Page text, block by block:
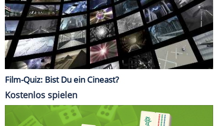
Film-Quiz: Bist Du ein Cineast?
Kostenlos spielen